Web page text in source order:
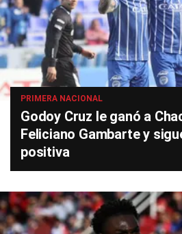
PRIMERA NACIONAL
Godoy Cruz le ganó a
Feliciano Gambarte y
positiva